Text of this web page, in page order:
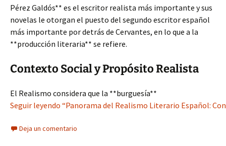
Pérez Galdós** es el escritor realista más importante y sus
novelas le otorgan el puesto del segundo escritor español
más importante por detrás de Cervantes, en lo que a la
**producción literaria** se refiere.
Contexto Social y Propósito Realista
El Realismo considera que la **burguesía**
Seguir leyendo “Panorama del Realismo Literario Español:
Deja un comentario